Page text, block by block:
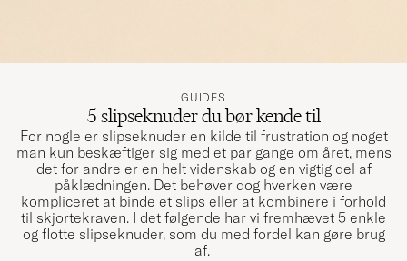
GUIDES
5 slipseknuder du bør kende til
For nogle er slipseknuder en kilde til frustration og noget
man kun beskæftiger sig med et par gange om året, mens
det for andre er en helt videnskab og en vigtig del af
påklædningen. Det behøver dog hverken være
kompliceret at binde et slips eller at kombinere i forhold
til skjortekraven. I det følgende har vi fremhævet 5 enkle
og flotte slipseknuder, som du med fordel kan gøre brug
af.